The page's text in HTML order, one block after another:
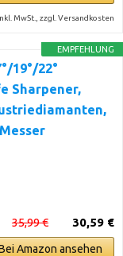
MwSt., zzgl. Versandkosten
EMPFEHLUNG
19°/22°
Sharpener,
30,59 €
35,99 €
Amazon ansehen